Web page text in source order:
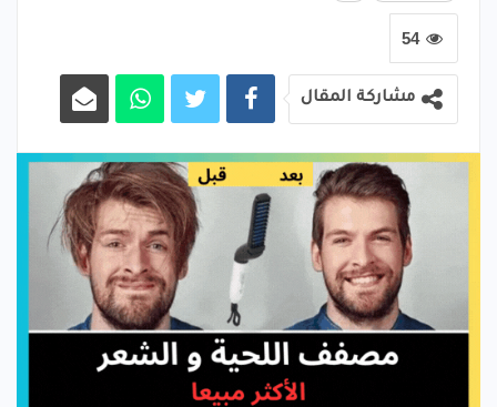
54
مشاركة المقال